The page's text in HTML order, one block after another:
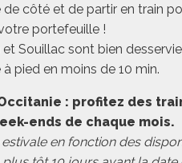
côté et de partir en train
portefeuille !
Souillac sont bien
pied en moins de 10 min.
: profitez des
ends de chaque mois.
en fonction des